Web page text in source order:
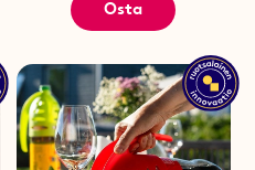
Osta